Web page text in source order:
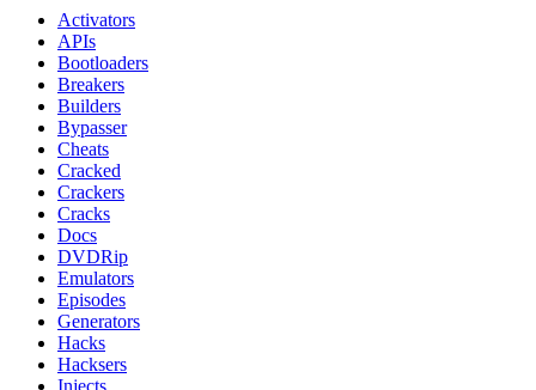
Activators
APIs
Bootloaders
Breakers
Builders
Bypasser
Cheats
Cracked
Crackers
Cracks
Docs
DVDRip
Emulators
Episodes
Generators
Hacks
Hacksers
Injects